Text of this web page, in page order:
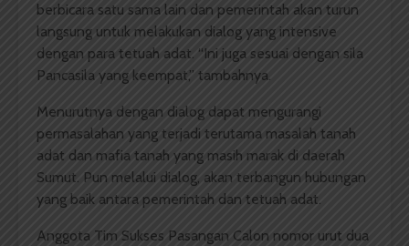
berbicara satu sama lain dan pemerintah akan turun
langsung untuk melakukan dialog yang intensive
dengan para tetuah adat. “Ini juga sesuai dengan sila
Pancasila yang keempat,” tambahnya.
Menurutnya dengan dialog dapat mengurangi
permasalahan yang terjadi terutama masalah tanah
adat dan mafia tanah yang masih marak di daerah
Sumut. Pun melalui dialog, akan terbangun hubungan
yang baik antara pemerintah dan tetuah adat.
Anggota Tim Sukses Pasangan Calon nomor urut dua